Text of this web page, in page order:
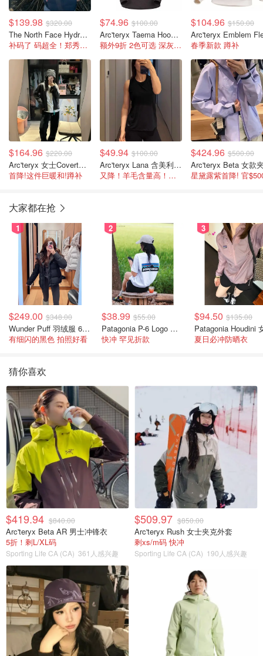
$139.98 $320.00
The North Face Hydrenalite 女士羽绒连帽夹克
补码了 码超全！郑秀晶同款不同色
$74.96 $100.00
Arc'teryx Taema Hoody 女士连帽上衣
额外9折 2色可选 深灰色码全！
$104.96 $150.00
春季新款 蹲补
$164.96 $220.00
Arc'teryx 女士Covert开衫外套
首降!这件巨暖和!蹲补
$49.94 $100.00
Arc'teryx Lana 含美利奴羊毛背心
又降！羊毛含量高！官网$100 蹲补
$424.96 $500.00
Arc'teryx Beta 女款
大家都在抢
1
$249.00 $348.00
Wunder Puff 羽绒服 600蓬松度
有细闪的黑色 拍照好看
2
$38.99 $55.00
Patagonia P-6 Logo 女款T恤
快冲 罕见折款
3
$94.50 $135.00
夏日必冲防晒衣
猜你喜欢
$419.94 $840.00
Arc'teryx Beta AR 男士冲锋衣
5折！剩L/XL码
Sporting Life CA (CA) 361人感兴趣
$509.97 $850.00
Arc'teryx Rush 女士夹克外套
剩xs/m码 快冲
Sporting Life CA (CA) 190人感兴趣